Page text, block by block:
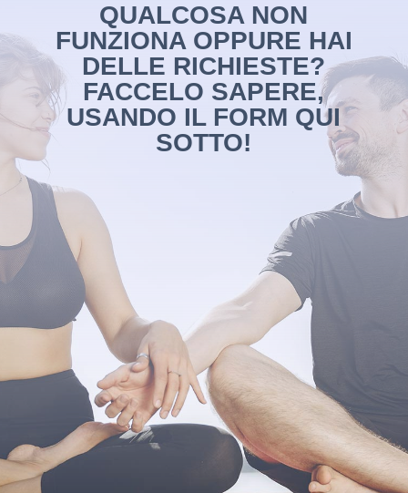
QUALCOSA NON
FUNZIONA OPPURE HAI
DELLE RICHIESTE?
FACCELO SAPERE,
USANDO IL FORM QUI
SOTTO!